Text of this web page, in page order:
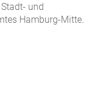
und
Hamburg-Mitte.